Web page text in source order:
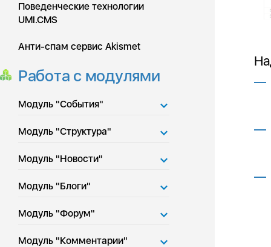
Поведенческие технологии
UMI.CMS
Анти-спам сервис Akismet
Работа с модулями
Модуль "События"
Модуль "Структура"
Модуль "Новости"
Модуль "Блоги"
Модуль "Форум"
Модуль "Комментарии"